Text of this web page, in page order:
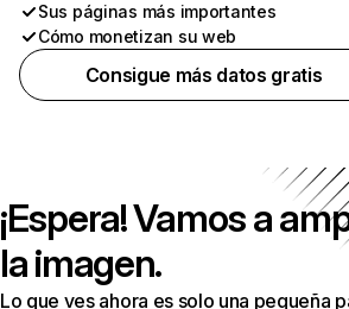
Sus páginas más importantes
Cómo monetizan su web
Consigue más datos gratis
¡Espera! Vamos a
la imagen.
Lo que ves ahora es solo una pequeña